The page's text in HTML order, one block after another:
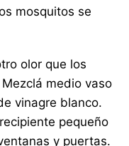
mosquitos se
olor que los
medio vaso
vinagre blanco.
pequeño
y puertas.